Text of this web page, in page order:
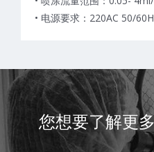
• 电源要求：220AC 50/
您想要了解更